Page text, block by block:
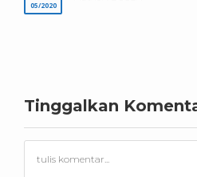
05/2020
Tinggalkan